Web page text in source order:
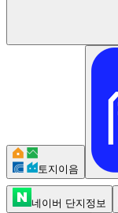
토지이음
네이버 단지정보